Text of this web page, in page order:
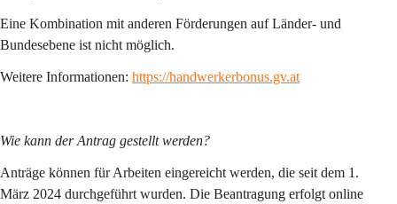
Eine Kombination mit anderen Förderungen auf Länder- und
Bundesebene ist nicht möglich.
Weitere Informationen: https://handwerkerbonus.gv.at
Wie kann der Antrag gestellt werden?
Anträge können für Arbeiten eingereicht werden, die seit dem 1.
März 2024 durchgeführt wurden. Die Beantragung erfolgt online